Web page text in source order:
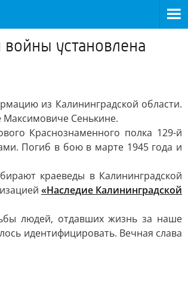
установлена
из Калининградской области.
Максимовиче Сенькине.
Краснознаменного полка 129-й
Погиб в бою в марте 1945 года и
краеведы в Калининградской
«Наследие Калининградской
людей, отдавших жизнь за наше
идентифицировать. Вечная слава